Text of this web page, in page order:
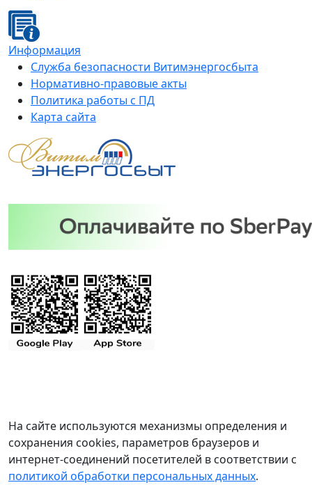
Информация
Служба безопасности Витимэнергосбыта
Нормативно-правовые акты
Политика работы с ПД
Карта сайта
На сайте используются механизмы определения и
сохранения cookies, параметров браузеров и
интернет-соединений посетителей в соответствии с
политикой обработки персональных данных.